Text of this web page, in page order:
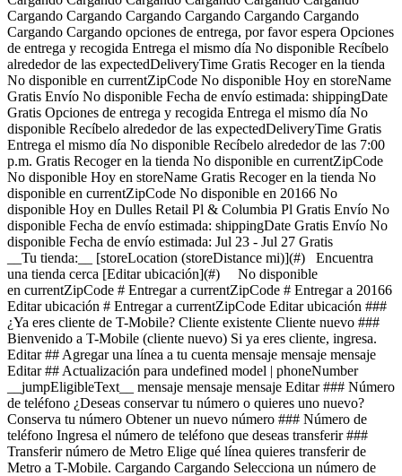
Cargando Cargando Cargando Cargando Cargando Cargando
Cargando Cargando opciones de entrega, por favor espera Opciones
de entrega y recogida Entrega el mismo día No disponible Recíbelo
alrededor de las expectedDeliveryTime Gratis Recoger en la tienda
No disponible en currentZipCode No disponible Hoy en storeName
Gratis Envío No disponible Fecha de envío estimada: shippingDate
Gratis Opciones de entrega y recogida Entrega el mismo día No
disponible Recíbelo alrededor de las expectedDeliveryTime Gratis
Entrega el mismo día No disponible Recíbelo alrededor de las 7:00
p.m. Gratis Recoger en la tienda No disponible en currentZipCode
No disponible Hoy en storeName Gratis Recoger en la tienda No
disponible en currentZipCode No disponible en 20166 No
disponible Hoy en Dulles Retail Pl & Columbia Pl Gratis Envío No
disponible Fecha de envío estimada: shippingDate Gratis Envío No
disponible Fecha de envío estimada: Jul 23 - Jul 27 Gratis
__Tu tienda:__ [storeLocation (storeDistance mi)](#) Encuentra
una tienda cerca [Editar ubicación](#) No disponible
en currentZipCode # Entregar a currentZipCode # Entregar a 20166
Editar ubicación # Entregar a currentZipCode Editar ubicación ###
¿Ya eres cliente de T-Mobile? Cliente existente Cliente nuevo ###
Bienvenido a T-Mobile (cliente nuevo) Si ya eres cliente, ingresa.
Editar ## Agregar una línea a tu cuenta mensaje mensaje mensaje
Editar ## Actualización para undefined model | phoneNumber
__jumpEligibleText__ mensaje mensaje mensaje Editar ### Número
de teléfono ¿Deseas conservar tu número o quieres uno nuevo?
Conserva tu número Obtener un nuevo número ### Número de
teléfono Ingresa el número de teléfono que deseas transferir ###
Transferir número de Metro Elige qué línea quieres transferir de
Metro a T-Mobile. Cargando Cargando Selecciona un número de teléfono , elementos seleccionados Selecciona un número de teléfono Este número seguirá activo en Metro hasta que configures tu nuevo dispositivo. Ya eres cliente de T-Mobile, el número no puede ser transferido a T-Mobile. Te proporcionaremos un nuevo número telefónico una vez completada la compra. Ya ingresaste este número para otra línea. Número de teléfono Lo sentimos, este número de FIRST COMM LLC OH n se puede transferir a T-Mobile. Te proporcionaremos un nuevo número telefónico una vez completada la compra. Verificar número Verificando el número de teléfono Obtener un nuevo número ## Conserva tu número de teléfono __pillTemplate Transfiriendo: phoneNumberTemplate__ Este número permanecerá activo en tu dispositivo actual. Cuando recibas tu dispositivo nuevo, llámanos para transferir el número a T-Mobile. Este número permanecerá activo en tu dispositivo actual. Tu experto de servicio móvil te ayudará a transferir tu número a T-Mobile. ### Número de teléfono __pillTemplate__ __Este número es elegible: phoneNumberTemplate__ Este número permanecerá activo en tu proveedor actual hasta que configures tu nuevo dispositivo. ### Obtener un número nuevo Editar ### Dispositivo de intercambio elegible Tu dispositivo de intercambio marketingName firstName phoneNumber __Estado del dispositivo__ selectedDeviceCondition Crédito único por intercambio estimado: $oneTimeCredit Estado: deviceCondition ## Saldo pendiente del intercambio: $__installmentBalance__ Esta cantidad se debe pagar antes de completar tu pedido. La cantidad restante se agregará a tu carrito. ### Intercambiar dispositivo Intercambia tu dispositivo y ahorra, según su estado y modelo. ¿Tienes un dispositivo dañado? Es posible que seas elegible para una promoción. Obtén un estimado de intercambio Omitir intercambio ### Omitir intercambio Al no entregar tu dispositivo usado, tu pago mensual por el dispositivo ahora es price Agrega un intercambio y llévate este dispositivo por solo discountPrice # ¿Deseas realizar un intercambio? currentDevice firstName msisdn Obtén un estimado de intercambio Omitir intercambio Editar ## Dispositivo de intercambio elegible Tu dispositivo de intercambio marketingName firstName phoneNumber __Estado del dispositivo__ selectedDeviceCondition Crédito único por intercambio estimado: $oneTimeCredit __Crédito único por intercambio estimado: $oneTimeCredit__ En deviceCondition estado ## Saldo pendiente del intercambio: $__installmentBalance__ Esta cantidad se debe pagar antes de completar tu pedido. La cantidad restante se agregará a tu carrito. ## Se omitió el intercambio ## Elige un dispositivo de intercambio Elige un dispositivo de intercambio Omitir intercambio Editar Confirma tu dispositivo de intercambio Tu dispositivo de intercambio marketingName firstName phoneNumber Para continuar, necesitamos más información para verificar tu intercambio. Llama al 1-800-T-MOBILE o marca 611 en tu teléfono T-Mobile. Verificar condiciones de intercambio Omitir intercambio Editar ### Promoción __Aplicado__ promoName __Ahorros promocionales recurrentes: totalPromotionalValue__ Crédito de recurringCreditAmount más de paymentTerms meses Si se cancela antes de los paymentTerms créditos, los créditos se suspenderán y es posible que deba pagarse el saldo del acuerdo de financiamiento requerido; Contáctanos. Solo para clientes elegibles, más impuestos. Ver detalles de la promoción [](https://es.t-mobile.com) __Protección para teléfono__ Agrega protección sin preocupaciones a tu nuevo teléfono. Mostrar protección del dispositivo para Virginia Al 75 % de las personas se les ha roto, perdido o les han robado el teléfono. Assurant, 2026 cargando plan cargando plan Recomendados Los más populares ## Protección básica para dispositivos Es posible que se apliquen impuestos al costo mensual. Se renueva cada mes hasta su cancelación. Se puede cancelar en cualquier momento en la app T-Life. Solo lo indispensable. Nuestro __plan básico__ incluye: - ![](https://es.t-mobile.com/content/dam/digx/tmobile/us/en/device-protection/security.svg)Reemplazo por pérdida, robo o daño accidental - ![](https://es.t-mobile.com/content/dam/digx/tmobile/us/en/device-protection/mobile.svg)Reparaciones de pantallas rotas - ![](https://es.t-mobile.com/content/dam/digx/tmobile/us/en/device-protection/wrench-filled.svg)Cobertura en caso de falla mecánica y eléctrica Ve más beneficios ## Protección básica para dispositivos por Solo lo indispensable. Nuestro __plan básico__ incluye: - ![](https://es.t-mobile.com/content/dam/digx/tmobile/us/en/device-protection/security.svg)Reemplazo por pérdida, robo o daño accidental - ![](https://es.t-mobile.com/content/dam/digx/tmobile/us/en/device-protection/mobile.svg)Reparaciones de pantallas rotas - ![](https://es.t-mobile.com/content/dam/digx/tmobile/us/en/device-protection/wrench-filled.svg)Cobertura en caso de falla mecánica y eléctrica Ve más beneficios Es posible que se apliquen impuestos al costo mensual. Se renueva cada mes hasta su cancelación. Se puede cancelar en cualquier momento en la app T-Life. ## Protección básica para dispositivos por Solo lo indispensable. Nuestro __plan básico__ incluye: - ![](https://es.t-mobile.com/content/dam/digx/tmobile/us/en/device-protection/security.svg)Reemplazo por pérdida, robo o daño accidental - ![](https://es.t-mobile.com/content/dam/digx/tmobile/us/en/device-protection/mobile.svg)Reparaciones de pantallas rotas - ![](https://es.t-mobile.com/content/dam/digx/tmobile/us/en/device-protection/wrench-filled.svg)Cobertura en caso de falla mecánica y eléctrica Ve más beneficios Es posible que se apliquen impuestos al costo mensual. Se renueva cada mes hasta su cancelación. Se puede cancelar en cualquier momento en la app T-Life. Elige Recomendados Los más populares ## Protección de dispositivo con seguro ​​​​​​​A partir del 1 de abril, algunos planes tendrán cargos más bajos y un cambio de precio de $1. Más información en [mytmoclaim.com/update](http://mytmoclaim.com/update "http://mytmoclaim.com/update"). Es posible que se apliquen impuestos al costo mensual. Se renueva cada mes hasta su cancelación. Se puede cancelar en cualquier momento en la app T-Life. Solo lo indispensable. Nuestro __plan básico__ incluye: - ![](https://es.t-mobile.com/content/dam/digx/tmobile/us/en/device-protection/security.svg)Reemplazo por pérdida y robo - ![](https://es.t-mobile.com/content/dam/digx/tmobile/us/en/device-protection/icon-refresh-filled.svg)Reclamaciones ilimitadas por daños accidentales - ![](https://es.t-mobile.com/content/dam/digx/tmobile/us/en/device-protection/mobile-check.svg)$0 en reparaciones por pantallas frontales rotas Ve más beneficios ## Protección de dispositivo con seguro por Solo lo indispensable. Nuestro __plan básico__ incluye: - ![](https://es.t-mobile.com/content/dam/digx/tmobile/us/en/device-protection/security.svg)Reemplazo por pérdida y robo - ![](https://es.t-mobile.com/content/dam/digx/tmobile/us/en/device-protection/icon-refresh-filled.svg)Reclamaciones ilimitadas por daños accidentales - ![](https://es.t-mobile.com/content/dam/digx/tmobile/us/en/device-protection/mobile-check.svg)$0 en reparaciones por pantallas frontales rotas Ve más beneficios ​​​​​​​A partir del 1 de abril, algunos planes tendrán cargos más bajos y un cambio de precio de $1. Más información en [mytmoclaim.com/update](http://mytmoclaim.com/update "http://mytmoclaim.com/update"). Es posible que se apliquen impuestos al costo mensual. Se renueva cada mes hasta su cancelación. Se puede cancelar en cualquier momento en la app T-Life. ## Protección de dispositivo con seguro por Solo lo indispensable. Nuestro __plan básico__ incluye: - ![](https://es.t-mobile.com/content/dam/digx/tmobile/us/en/device-protection/security.svg)Reemplazo por pérdida y robo - ![](https://es.t-mobile.com/content/dam/digx/tmobile/us/en/device-protection/icon-refresh-filled.svg)Reclamaciones ilimitadas por daños accidentales - ![](https://es.t-mobile.com/content/dam/digx/tmobile/us/en/device-protection/mobile-check.svg)$0 en reparaciones por pantallas frontales rotas Ve más beneficios ​​​​​​​A partir del 1 de abril, algunos planes tendrán cargos más bajos y un cambio de precio de $1. Más información en [mytmoclaim.com/update](http://mytmoclaim.com/update "http://mytmoclaim.com/update"). Es posible que se apliquen impuestos al costo mensual. Se renueva cada mes hasta su cancelación. Se puede cancelar en cualquier momento en la app T-Life. Elige Recomendados Los más populares ## Protection 360™️ Es posible que se apliquen impuestos al costo mensual. Se renueva cada mes hasta su cancelación. Se puede cancelar en cualquier momento en la app T-Life. Nuestro __plan más completo__ incluye: - ![](https://es.t-mobile.com/content/dam/digx/tmobile/us/en/device-protection/security.svg)Reemplazo por pérdida y robo - ![](https://es.t-mobile.com/content/dam/digx/tmobile/us/en/device-protection/icon-refresh-filled.svg)Reclamaciones ilimitadas por daños accidentales, incluidas pantallas dañadas - ![](https://es.t-mobile.com/content/dam/digx/tmobile/us/en/device-protection/mobile.svg)Reemplazos ilimitados para protectores de pantalla - ![](https://es.t-mobile.com/content/dam/digx/tmobile/us/en/device-protection/wrench-filled.svg)Cobertura en caso de falla mecánica y eléctrica Ve más beneficios ## Protection 360™️ por Nuestro __plan más completo__ incluye: - ![](https://es.t-mobile.com/content/dam/digx/tmobile/us/en/device-protection/security.svg)Reemplazo por pérdida y robo - ![](https://es.t-mobile.com/content/dam/digx/tmobile/us/en/device-protection/icon-refresh-filled.svg)Reclamaciones ilimitadas por daños accidentales, incluidas pantallas dañadas - ![](https://es.t-mobile.com/content/dam/digx/tmobile/us/en/device-protection/mobile.svg)Reemplazos ilimitados para protectores de pantalla - ![](https://es.t